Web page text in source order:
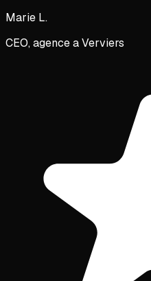
Marie L.
CEO, agence a Verviers